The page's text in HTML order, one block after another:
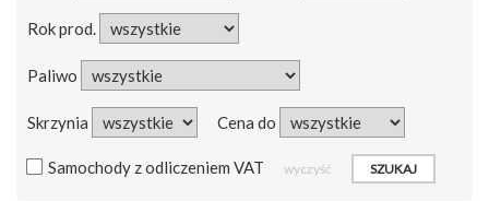
Rok prod.
Paliwo
Skrzynia Cena do
Samochody z odliczeniem VAT wyczyść